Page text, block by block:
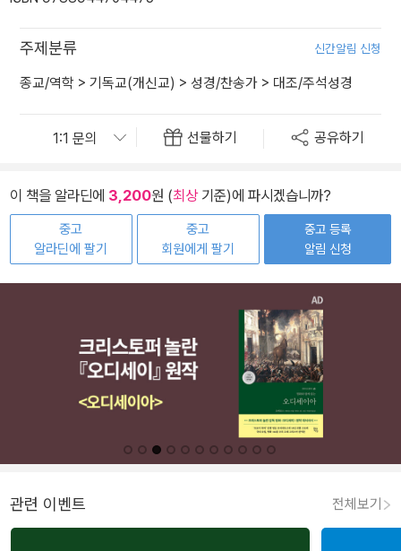
주제분류 신간알림 신청
종교/역학 > 기독교(개신교) > 성경/찬송가 > 대조/주석성경
선물하기 공유하기
이 책을 알라딘에 3,200원 (최상기준)에 파시겠습니까?
중고
알라딘에 팔기
중고
회원에게 팔기
중고 등록
알림 신청
관련 이벤트 전체보기